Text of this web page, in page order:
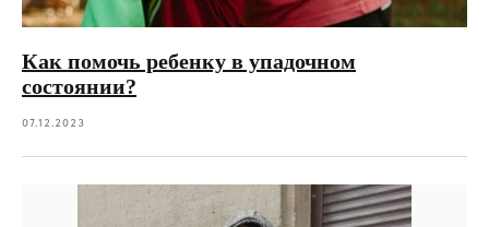
Как помочь ребенку в упадочном
состоянии?
07.12.2023